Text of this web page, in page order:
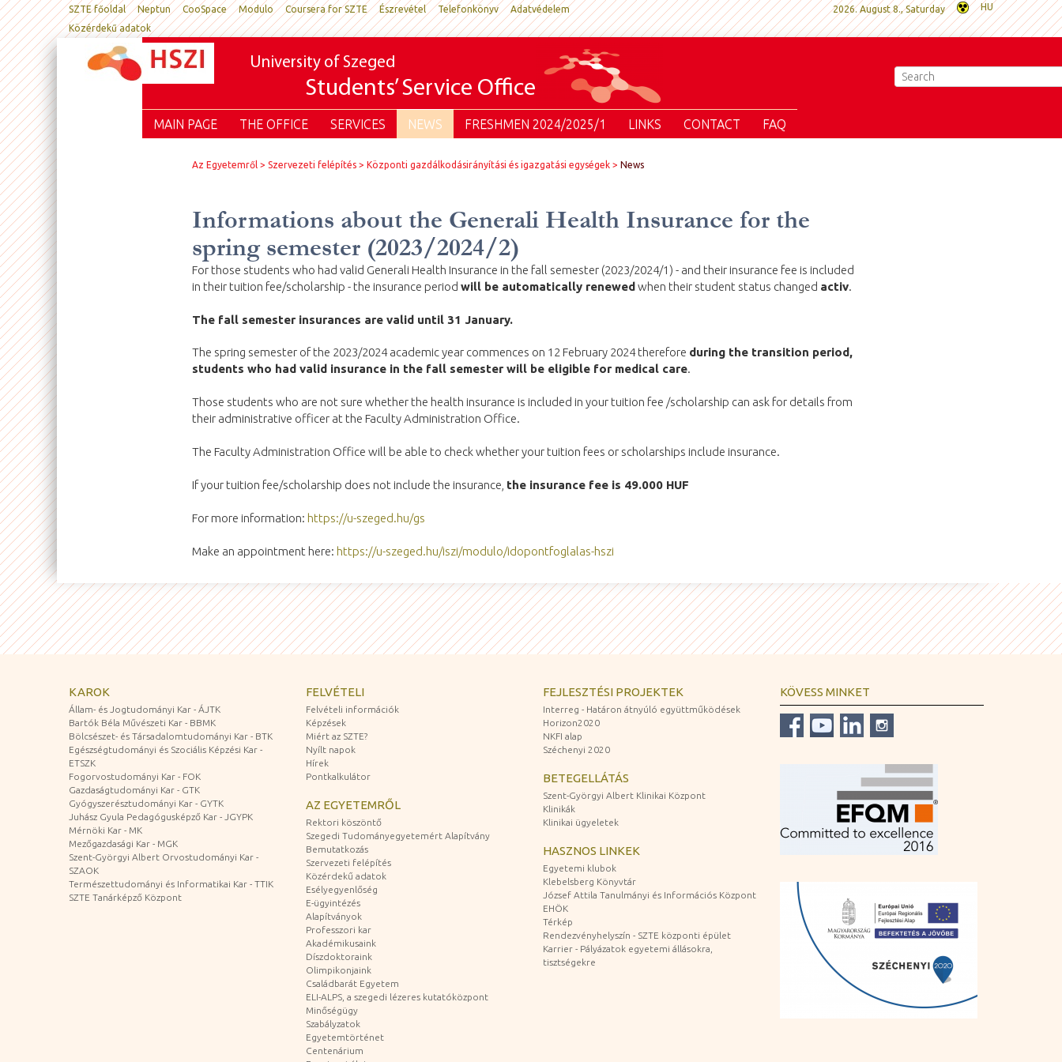
SZTE főoldal Neptun CooSpace Modulo Coursera for SZTE Észrevétel Telefonkönyv
Adatvédelem
Közérdekű adatok
2026. August 8., Saturday HU
University of Szeged
Students’ Service Office
MAIN PAGE THE OFFICE SERVICES NEWS FRESHMEN 2024/2025/1 LINKS CONTACT FAQ
Az Egyetemről Szervezeti felépítés Központi gazdálkodásirányítási és igazgatási egységek News
Informations about the Generali Health Insurance for the
spring semester (2023/2024/2)
For those students who had valid Generali Health Insurance in the fall semester (2023/2024/1) - and their insurance fee is included
in their tuition fee/scholarship - the insurance period will be automatically renewedwhen their student status changed activ.
The fall semester insurances are valid until 31 January.
The spring semester of the 2023/2024 academic year commences on 12 February 2024 therefore during the transition period,
students who had valid insurance in the fall semester will be eligible for medical care.
Those students who are not sure whether the health insurance is included in your tuition fee /scholarship can ask for details from
their administrative officer at the Faculty Administration Office.
The Faculty Administration Office will be able to check whether your tuition fees or scholarships include insurance.
If your tuition fee/scholarship does not include the insurance, the insurance fee is 49.000 HUF
For more information: https://u-szeged.hu/gs
Make an appointment here: https://u-szeged.hu/iszi/modulo/idopontfoglalas-hszi
KAROK
Állam- és Jogtudományi Kar - ÁJTK
Bartók Béla Művészeti Kar - BBMK
Bölcsészet- és Társadalomtudományi Kar - BTK
Egészségtudományi és Szociális Képzési Kar -
ETSZK
Fogorvostudományi Kar - FOK
Gazdaságtudományi Kar - GTK
Gyógyszerésztudományi Kar - GYTK
Juhász Gyula Pedagógusképző Kar - JGYPK
Mérnöki Kar - MK
Mezőgazdasági Kar - MGK
Szent-Györgyi Albert Orvostudományi Kar -
SZAOK
Természettudományi és Informatikai Kar - TTIK
SZTE Tanárképző Központ
FELVÉTELI
Felvételi információk
Képzések
Miért az SZTE?
Nyílt napok
Hírek
Pontkalkulátor
AZ EGYETEMRŐL
Rektori köszöntő
Szegedi Tudományegyetemért Alapítvány
Bemutatkozás
Szervezeti felépítés
Közérdekű adatok
Esélyegyenlőség
E-ügyintézés
Alapítványok
Professzori kar
Akadémikusaink
Díszdoktoraink
Olimpikonjaink
Családbarát Egyetem
ELI-ALPS, a szegedi lézeres kutatóközpont
Minőségügy
Szabályzatok
Egyetemtörténet
Centenárium
FEJLESZTÉSI PROJEKTEK
Interreg - Határon átnyúló együttműködések
Horizon2020
NKFI alap
Széchenyi 2020
BETEGELLÁTÁS
Szent-Györgyi Albert Klinikai Központ
Klinikák
Klinikai ügyeletek
HASZNOS LINKEK
Egyetemi klubok
Klebelsberg Könyvtár
József Attila Tanulmányi és Információs Központ
EHÖK
Térkép
Rendezvényhelyszín - SZTE központi épület
Karrier - Pályázatok egyetemi állásokra,
tisztségekre
KÖVESS MINKET